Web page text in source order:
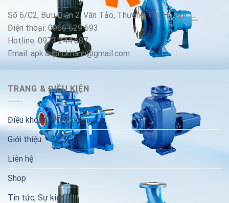
Số 6/C2, Bưu Điện 2, Vân Tảo, Thường Tín, Hà Nội
Điện thoại: 0966 629 693
Hotline: 0973 244 687
Email: apk.anphukhanh@gmail.com
TRANG & ĐIỀU KIỆN
Điều khoản & Điều kiện
Giới thiệu
Liên hệ
Shop
Tin tức, Sự kiện